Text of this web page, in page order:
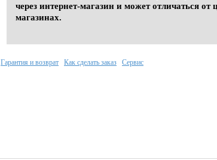
через интернет-магазин и может отличаться от
магазинах.
Гарантия и возврат Как сделать заказ Сервис